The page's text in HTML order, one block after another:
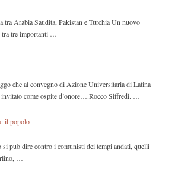
tra Arabia Saudita, Pakistan e Turchia Un nuovo
tre importanti …
che al convegno di Azione Universitaria di Latina
come ospite d’onore….Rocco Siffredi. …
il popolo
può dire contro i comunisti dei tempi andati, quelli
…